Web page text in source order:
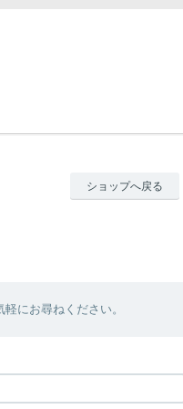
ショップへ戻る
にお尋ねください。